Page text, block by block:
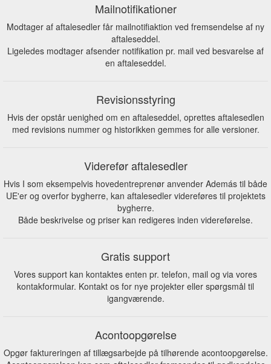
Mailnotifikationer
Modtager af aftalesedler får mailnotifiaktion ved fremsendelse af ny
aftaleseddel.
Ligeledes modtager afsender notifikation pr. mail ved besvarelse af
en aftaleseddel.
Revisionsstyring
Hvis der opstår uenighed om en aftaleseddel, oprettes aftalesedlen
med revisions nummer og historikken gemmes for alle versioner.
Viderefør aftalesedler
Hvis I som eksempelvis hovedentreprenør anvender Además til både
UE'er og overfor bygherre, kan aftalesedler videreføres til projektets
bygherre.
Både beskrivelse og priser kan redigeres inden videreførelse.
Gratis support
Vores support kan kontaktes enten pr. telefon, mail og via vores
kontakformular. Kontakt os for nye projekter eller spørgsmål til
igangværende.
Acontoopgørelse
Opgør faktureringen af tillægsarbejde på tilhørende acontoopgørelse.